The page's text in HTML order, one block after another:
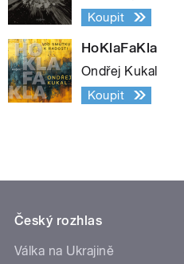
Koupit
HoKlaFaKla
Ondřej Kukal
Koupit
Český rozhlas
Válka na Ukrajině